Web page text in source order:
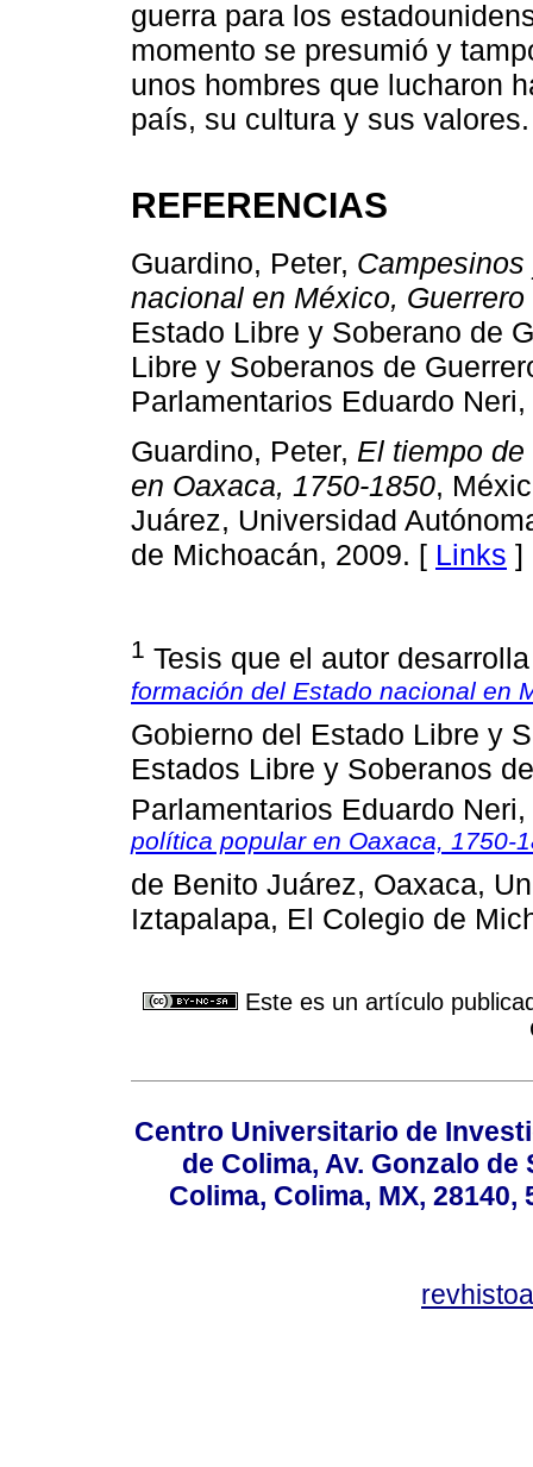
guerra para los
momento se presumió y
unos hombres que lucharon
país, su cultura y sus valores.
REFERENCIAS
Guardino, Peter,
nacional en México,
Estado Libre y Soberano de
Libre y Soberanos de
Parlamentarios Eduardo
Guardino, Peter, El tiempo
en Oaxaca, 1750-1850,
Juárez, Universidad
de Michoacán, 2009. [ Links ]
1 Tesis que el autor
formación del Estado nacional en
Gobierno del Estado Libre y
Estados Libre y Soberanos
Parlamentarios Eduardo
política popular en Oaxaca, 1750-
de Benito Juárez, Oaxaca,
Iztapalapa, El Colegio de
Este es un artículo
Centro Universitario de
de Colima, Av. Gonzalo
Colima, Colima, MX, 28140,